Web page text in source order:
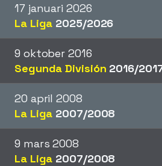
17 januari 2026
La Liga 2025/2026
9 oktober 2016
Segunda División 2016/
20 april 2008
La Liga 2007/2008
9 mars 2008
La Liga 2007/2008